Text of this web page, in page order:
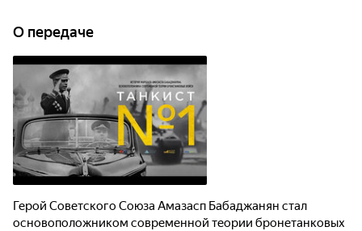
О передаче
Герой Советского Союза Амазасп Бабаджанян стал
основоположником современной теории бронетанковых